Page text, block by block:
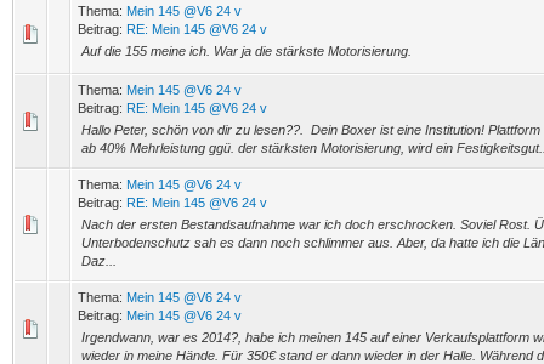
Thema: Mein 145 @V6 24 v
Beitrag: RE: Mein 145 @V6 24 v
Auf die 155 meine ich. War ja die stärkste Motorisierung.
Thema: Mein 145 @V6 24 v
Beitrag: RE: Mein 145 @V6 24 v
Hallo Peter, schön von dir zu lesen??. Dein Boxer ist eine Institution!
ab 40% Mehrleistung ggü. der stärksten Motorisierung, wird ein
Thema: Mein 145 @V6 24 v
Beitrag: RE: Mein 145 @V6 24 v
Nach der ersten Bestandsaufnahme war ich doch erschrocken. Soviel Rost.
Unterbodenschutz sah es dann noch schlimmer aus. Aber, da hatte ich die
Daz...
Thema: Mein 145 @V6 24 v
Beitrag: Mein 145 @V6 24 v
Irgendwann, war es 2014?, habe ich meinen 145 auf einer Verkaufsplattform
wieder in meine Hände. Für 350€ stand er dann wieder in der Halle. Während